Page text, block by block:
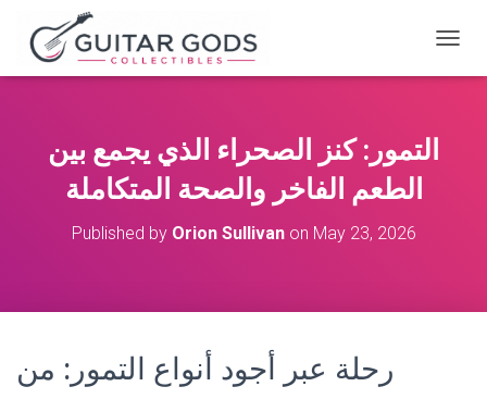
O
التمور: كنز الصحراء الذي يجمع بين
الطعم الفاخر والصحة المتكاملة
Published by Orion Sullivanon May 23, 2026
رحلة عبر أجود أنواع التمور: من